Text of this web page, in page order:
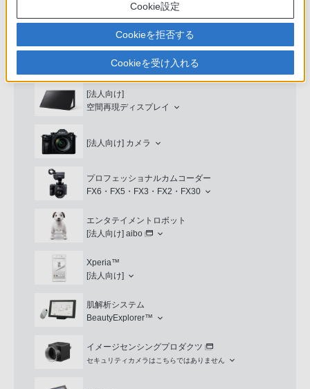
業務用ディスプレイ・テレビ
[法人向け]ブラビア
[法人向け]
空間再現ディスプレイ
[法人向け] カメラ
プロフェッショナルカムコーダー
FX6・FX5・FX3・FX2・FX30
エンタテイメントロボット
[法人向け] aibo
Xperia™
[法人向け]
肌解析システム
BeautyExplorer™
イメージセンシングプロダクツ
セキュリティカメラはこちらではありません
Cookie設定
Cookieを拒否する
Cookieを受け入れる